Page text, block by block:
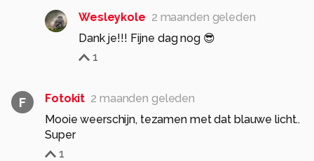
Wesleykole 2 maanden geleden
Dank je!!! Fijne dag nog 😎
1
F Fotokit 2 maanden geleden
Mooie weerschijn, tezamen met dat blauwe licht..
Super
1